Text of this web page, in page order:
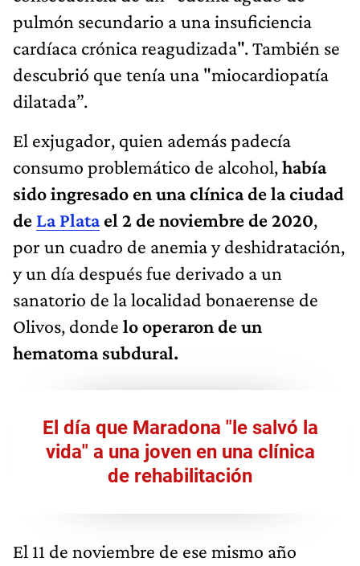
pulmón secundario a una insuficiencia
cardíaca crónica reagudizada". También se
descubrió que tenía una "miocardiopatía
dilatada”.
El exjugador, quien además padecía
consumo problemático de alcohol,había
sido ingresado en una clínica de la ciudad
de La Platael 2 de noviembre de 2020,
por un cuadro de anemia y deshidratación,
y un día después fue derivado a un
sanatorio de la localidad bonaerense de
Olivos, donde lo operaron de un
hematoma subdural.
El día que Maradona "le salvó la
vida" a una joven en una clínica
de rehabilitación
El 11 de noviembre de ese mismo año